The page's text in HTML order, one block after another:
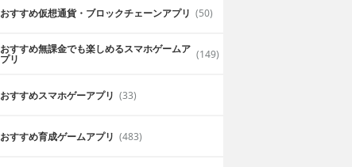
おすすめ仮想通貨・ブロックチェーンアプリ (50)
おすすめ無課金でも楽しめるスマホゲームア
プリ (149)
おすすめスマホゲーアプリ (33)
おすすめ育成ゲームアプリ (483)